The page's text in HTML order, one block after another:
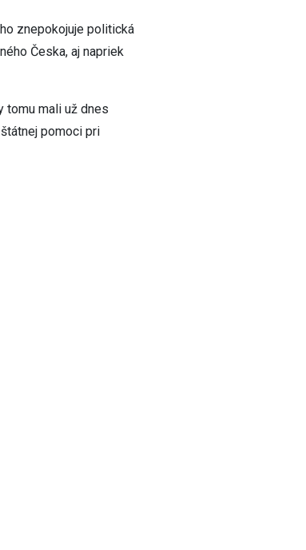
znepokojuje politická
Česka, aj napriek
tomu mali už dnes
pomoci pri